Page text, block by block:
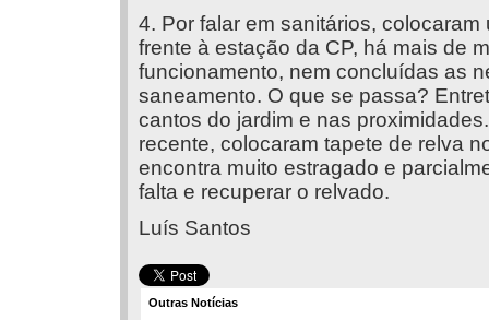
4. Por falar em sanitários,
frente à estação da CP, há mais de
funcionamento, nem concluídas as
saneamento. O que se passa?
cantos do jardim e nas
recente, colocaram tapete de relva
encontra muito estragado e
falta e recuperar o relvado.
Luís Santos
Outras Notícias